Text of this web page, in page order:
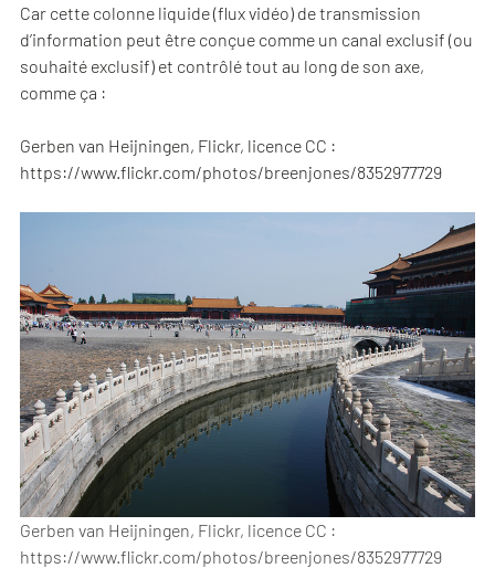
Car cette colonne liquide (flux vidéo) de transmission
d’information peut être conçue comme un canal exclusif (ou
souhaité exclusif) et contrôlé tout au long de son axe,
comme ça :
Gerben van Heijningen, Flickr, licence CC :
https://www.flickr.com/photos/breenjones/8352977729
Gerben van Heijningen, Flickr, licence CC :
https://www.flickr.com/photos/breenjones/8352977729